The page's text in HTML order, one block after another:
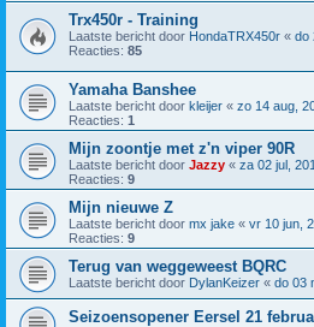
Trx450r - Training
Laatste bericht door HondaTRX450r « do
Reacties: 85
Yamaha Banshee
Laatste bericht door kleijer « zo 14 aug,
Reacties: 1
Mijn zoontje met z'n viper 90R
Laatste bericht door Jazzy « za 02 jul,
Reacties: 9
Mijn nieuwe Z
Laatste bericht door mx jake « vr 10 jun,
Reacties: 9
Terug van weggeweest BQRC
Laatste bericht door DylanKeizer « do 03
Seizoensopener Eersel 21